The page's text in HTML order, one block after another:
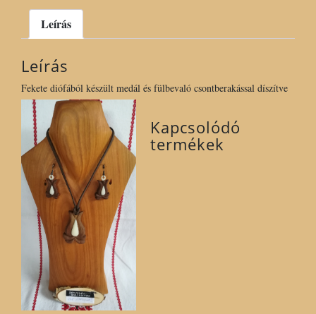
fülbevaló
csontberakással
mennyiség
Leírás
Leírás
Fekete diófából készült medál és fülbevaló csontberakással díszítve
Kapcsolódó
termékek